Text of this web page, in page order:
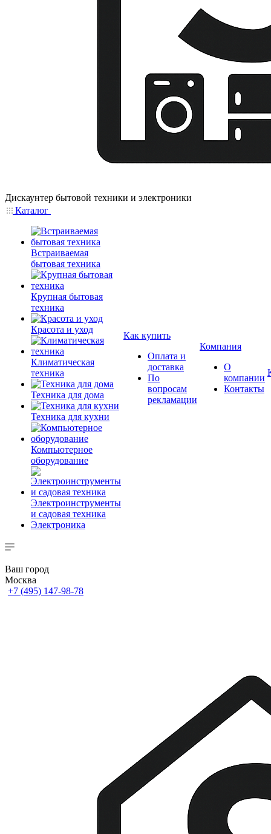
Дискаунтер бытовой техники и электроники
Каталог
Встраиваемая
бытовая техника
Крупная бытовая
техника
Красота и уход
Климатическая
техника
Техника для дома
Техника для кухни
Компьютерное
оборудование
Электроинструменты
и садовая техника
Электроника
Как купить
Оплата и
доставка
По
вопросам
рекламации
Компания
О
компании
Контакты
Ваш город
Москва
+7 (495) 147-98-78